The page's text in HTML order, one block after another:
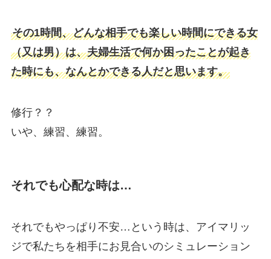
その1時間、どんな相手でも楽しい時間にできる女
（又は男）は、夫婦生活で何か困ったことが起き
た時にも、なんとかできる人だと思います。
修行？？
いや、練習、練習。
それでも心配な時は…
それでもやっぱり不安…という時は、アイマリッ
ジで私たちを相手にお見合いのシミュレーション